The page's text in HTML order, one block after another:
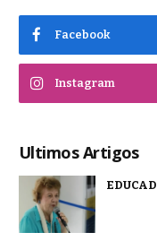
Facebook
Instagram
Ultimos Artigos